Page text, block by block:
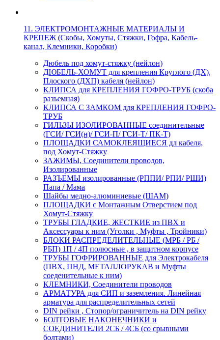
11. ЭЛЕКТРОМОНТАЖНЫЕ МАТЕРИАЛЫ И
КРЕПЕЖ (Скобы, Хомуты, Стяжки, Гофра, Кабель-
канал, Клемники, Коробки)
Дюбель под хомут-стяжку (нейлон)
ДЮБЕЛЬ-ХОМУТ для крепления Круглого (ДХ),
Плоского (ДХП) кабеля (нейлон)
КЛИПСА для КРЕПЛЕНИЯ ГОФРО-ТРУБ (скоба
разъемная)
КЛИПСА С ЗАМКОМ для КРЕПЛЕНИЯ ГОФРО-
ТРУБ
ГИЛЬЗЫ ИЗОЛИРОВАННЫЕ соединительные
(ГСИ/ ГСИ(н)/ ГСИ-П/ ГСИ-Т/ ПК-Т)
ПЛОЩАДКИ САМОКЛЕЯЩИЕСЯ дл кабеля,
под Хомут-Стяжку
ЗАЖИМЫ, Соединители проводов,
Изолированные
РАЗЪЕМЫ изолированные (РППИ/ РПИ/ РШИ)
Папа / Мама
Шайбы медно-алюминиевые (ШАМ)
ПЛОЩАДКИ с Монтажным Отверстием под
Хомут-Стяжку
ТРУБЫ ГЛАДКИЕ, ЖЕСТКИЕ из ПВХ и
Аксессуары к ним (Уголки , Муфты , Тройники)
БЛОКИ РАСПРЕДЕЛИТЕЛЬНЫЕ (МРБ / РБ /
РБП) 1П / 4П полюсные , в защитном корпусе
ТРУБЫ ГОФРИРОВАННЫЕ для Электрокабеля
(ПВХ, ПНД, МЕТАЛЛОРУКАВ и Муфты
соеденительные к ним)
КЛЕМНИКИ, Соединители проводов
АРМАТУРА для СИП и заземления. Линейная
арматура для распределительных сетей
DIN рейки , Стопор/ограничитель на DIN рейку
БОЛТОВЫЕ НАКОНЕЧНИКИ и
СОЕДИНИТЕЛИ 2СБ / 4СБ (со срывными
болтами)